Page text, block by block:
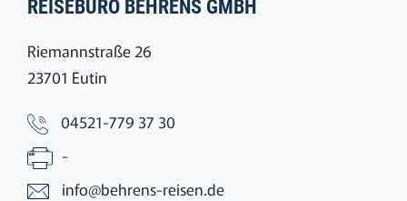
REISEBÜRO BEHRENS GMBH
Riemannstraße 26
23701 Eutin
04521-779 37 30
-
info@behrens-reisen.de